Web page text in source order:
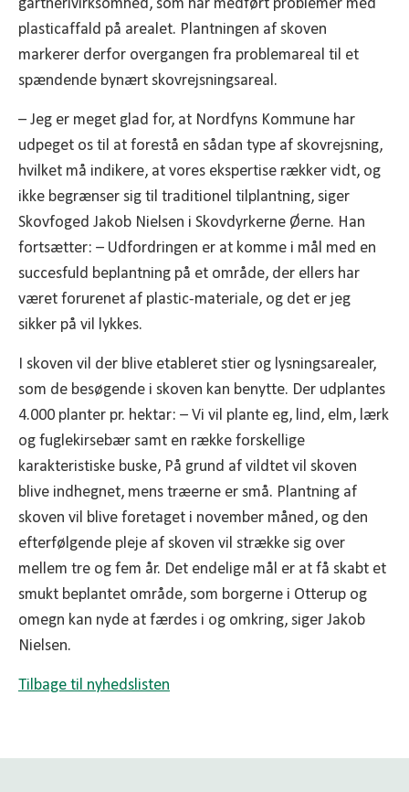
gartnerivirksomhed, som har medført problemer med
plasticaffald på arealet. Plantningen af skoven
markerer derfor overgangen fra problemareal til et
spændende bynært skovrejsningsareal.
– Jeg er meget glad for, at Nordfyns Kommune har
udpeget os til at forestå en sådan type af skovrejsning,
hvilket må indikere, at vores ekspertise rækker vidt, og
ikke begrænser sig til traditionel tilplantning, siger
Skovfoged Jakob Nielsen i Skovdyrkerne Øerne. Han
fortsætter: – Udfordringen er at komme i mål med en
succesfuld beplantning på et område, der ellers har
været forurenet af plastic-materiale, og det er jeg
sikker på vil lykkes.
I skoven vil der blive etableret stier og lysningsarealer,
som de besøgende i skoven kan benytte. Der udplantes
4.000 planter pr. hektar: – Vi vil plante eg, lind, elm, lærk
og fuglekirsebær samt en række forskellige
karakteristiske buske, På grund af vildtet vil skoven
blive indhegnet, mens træerne er små. Plantning af
skoven vil blive foretaget i november måned, og den
efterfølgende pleje af skoven vil strække sig over
mellem tre og fem år. Det endelige mål er at få skabt et
smukt beplantet område, som borgerne i Otterup og
omegn kan nyde at færdes i og omkring, siger Jakob
Nielsen.
Tilbage til nyhedslisten